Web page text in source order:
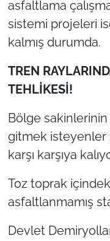
asfaltlama
sistemi projeleri
kalmış durumda.
TREN
TEHLİKESİ!
Bölge sakinlerinin
gitmek isteyenler
karşı karşıya
Toz toprak
asfaltlanmamış
Devlet